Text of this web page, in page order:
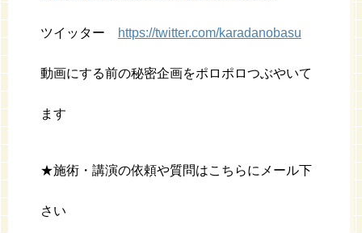
ツイッター https://twitter.com/karadanobasu
動画にする前の秘密企画をポロポロつぶやいて
ます
★施術・講演の依頼や質問はこちらにメール下
さい